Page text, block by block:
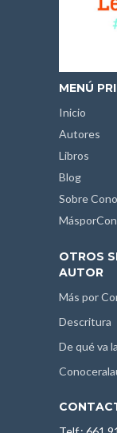
MENÚ
Inicio
Autores
Libros
Blog
Sobre
OTROS
AUTOR
Más por
Descritura
De qué va